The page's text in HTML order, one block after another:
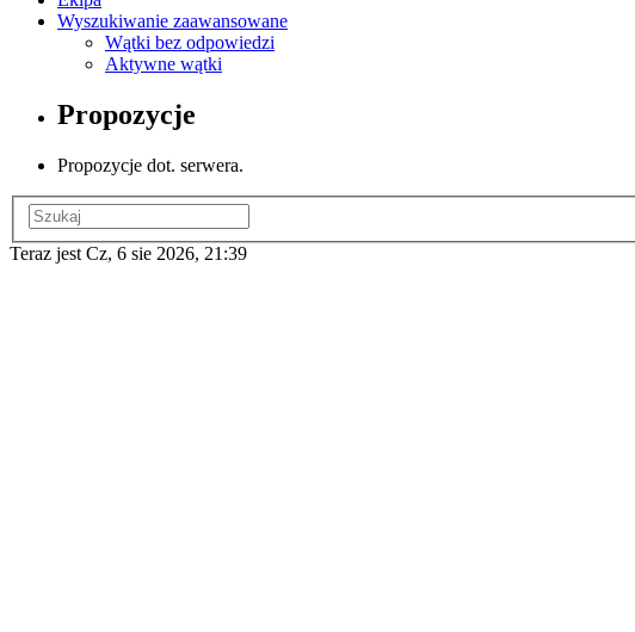
Wyszukiwanie zaawansowane
Wątki bez odpowiedzi
Aktywne wątki
Propozycje
Propozycje dot. serwera.
Teraz jest Cz, 6 sie 2026, 21:39